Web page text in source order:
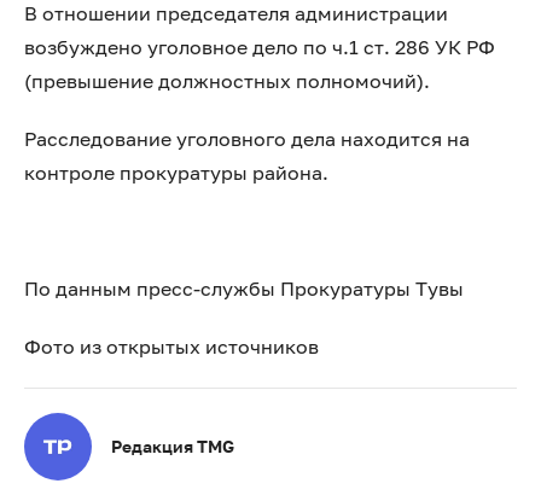
В отношении председателя администрации
возбуждено уголовное дело по ч.1 ст. 286 УК РФ
(превышение должностных полномочий).
Расследование уголовного дела находится на
контроле прокуратуры района.
По данным пресс-службы Прокуратуры Тувы
Фото из открытых источников
Редакция TMG